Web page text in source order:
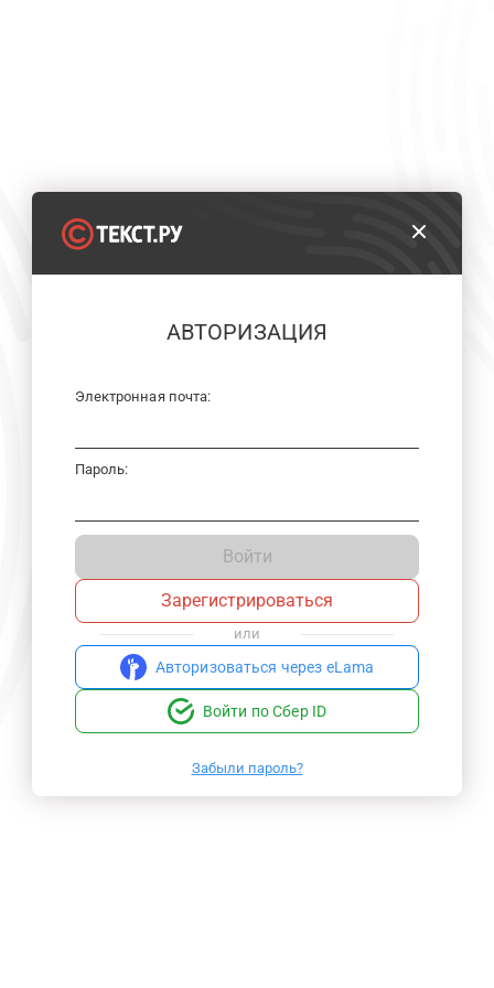
АВТОРИЗАЦИЯ
Электронная почта:
Пароль:
Войти
Зарегистрироваться
или
Авторизоваться через eLama
Войти по Сбер ID
Забыли пароль?